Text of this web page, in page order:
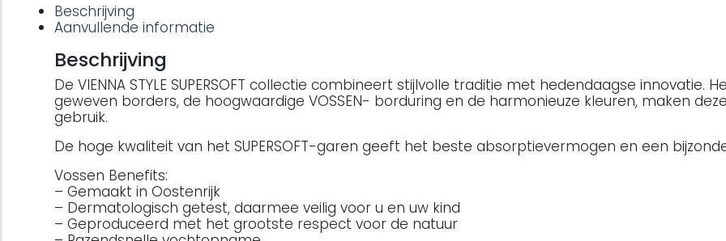
Beschrijving
Aanvullende informatie
Beschrijving
De VIENNA STYLE SUPERSOFT collectie combineert stijlvolle traditie met hedendaagse
geweven borders, de hoogwaardige VOSSEN- borduring en de harmonieuze kleuren, maken
gebruik.
De hoge kwaliteit van het SUPERSOFT-garen geeft het beste absorptievermogen en een
Vossen Benefits:
– Gemaakt in Oostenrijk
– Dermatologisch getest, daarmee veilig voor u en uw kind
– Geproduceerd met het grootste respect voor de natuur